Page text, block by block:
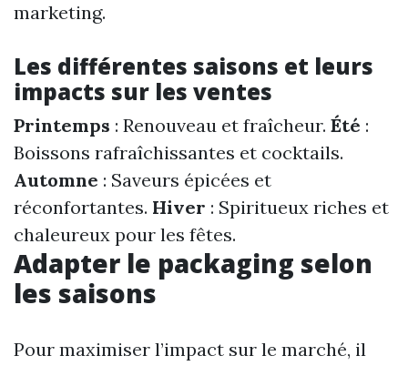
marketing.
Les différentes saisons et leurs
impacts sur les ventes
Printemps : Renouveau et fraîcheur. Été :
Boissons rafraîchissantes et cocktails.
Automne : Saveurs épicées et
réconfortantes. Hiver : Spiritueux riches et
chaleureux pour les fêtes.
Adapter le packaging selon
les saisons
Pour maximiser l’impact sur le marché, il